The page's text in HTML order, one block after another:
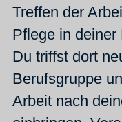
Treffen der
Pflege in deiner
Du triffst dort
Berufsgruppe
Arbeit nach